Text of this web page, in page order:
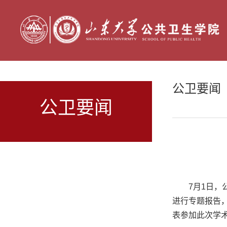
公卫要闻
公卫要闻
7月1日，
进行专题报告
表参加此次学